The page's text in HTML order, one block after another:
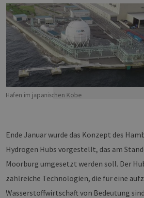
Hafen im japanischen Kobe
Ende Januar wurde das Konzept des
Hydrogen Hubs vorgestellt, das am
Moorburg umgesetzt werden soll. Der
zahlreiche Technologien, die für eine
Wasserstoffwirtschaft von Bedeutung